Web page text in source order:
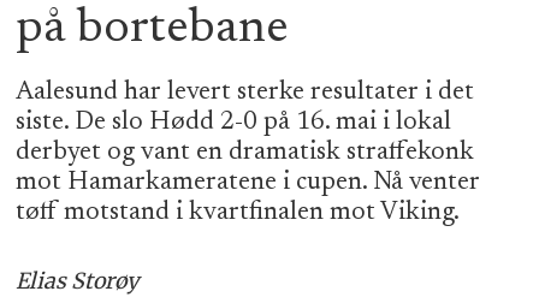
på bortebane
Aalesund har levert sterke resultater i det
siste. De slo Hødd 2-0 på 16. mai i lokal
derbyet og vant en dramatisk straffekonk
mot Hamarkameratene i cupen. Nå venter
tøff motstand i kvartfinalen mot Viking.
Elias Storøy